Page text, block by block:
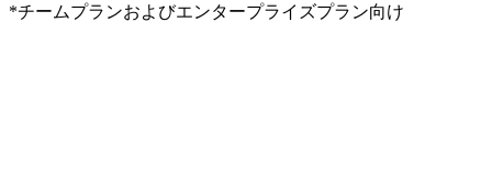
*チームプランおよびエンタープライズプラン向け